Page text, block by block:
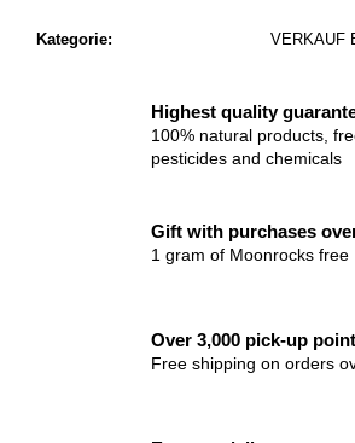
Kategorie: VERKAUF
Highest quality
100% natural products,
pesticides and chemicals
Gift with purchases
1 gram of Moonrocks free
Over 3,000 pick-up
Free shipping on orders